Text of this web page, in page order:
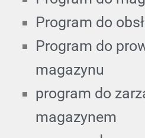
Program do
Program do
magazynu
program do
magazynem